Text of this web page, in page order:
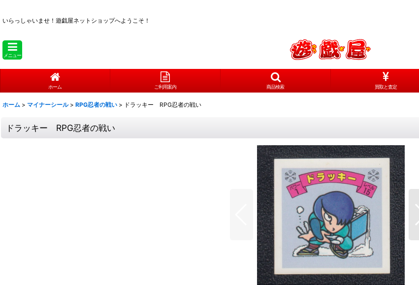
いらっしゃいませ！ 遊戯屋ネットショップへようこそ！
メニュー
ホーム ご利用案内 商品検索 買取と査定
ホーム > マイナーシール > RPG忍者の戦い > ドラッキー RPG忍者の戦い
ドラッキー RPG忍者の戦い